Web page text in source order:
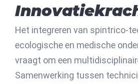
Het integreren van spintrico-
ecologische en medische
vraagt om een
Samenwerking tussen